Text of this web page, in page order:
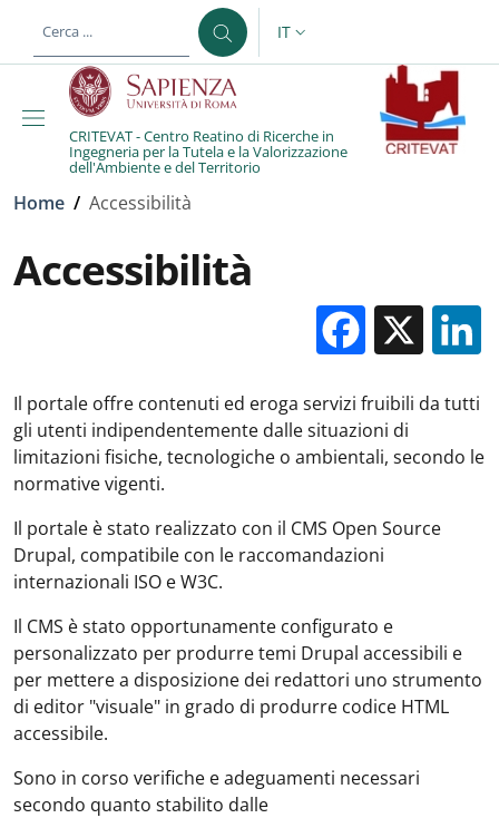
al contenuto principale
SELETTORE LINGUA:
IT
CRITEVAT - Centro Reatino di Ricerche in
Ingegneria per la Tutela e la Valorizzazione
dell'Ambiente e del Territorio
Briciole di pane
Home / Accessibilità
Accessibilità
X
Il portale offre contenuti ed eroga servizi fruibili da tutti
gli utenti indipendentemente dalle situazioni di
limitazioni fisiche, tecnologiche o ambientali, secondo le
normative vigenti.
Il portale è stato realizzato con il CMS Open Source
Drupal, compatibile con le raccomandazioni
internazionali ISO e W3C.
Il CMS è stato opportunamente configurato e
personalizzato per produrre temi Drupal accessibili e
per mettere a disposizione dei redattori uno strumento
di editor "visuale" in grado di produrre codice HTML
accessibile.
Sono in corso verifiche e adeguamenti necessari
secondo quanto stabilito dalle